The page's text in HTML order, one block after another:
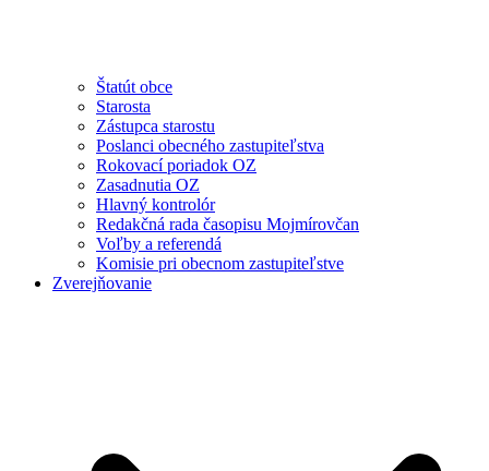
Štatút obce
Starosta
Zástupca starostu
Poslanci obecného zastupiteľstva
Rokovací poriadok OZ
Zasadnutia OZ
Hlavný kontrolór
Redakčná rada časopisu Mojmírovčan
Voľby a referendá
Komisie pri obecnom zastupiteľstve
Zverejňovanie